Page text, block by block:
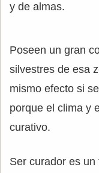
y de almas.
Poseen un gran
silvestres de esa
mismo efecto si
porque el clima y
curativo.
Ser curador es